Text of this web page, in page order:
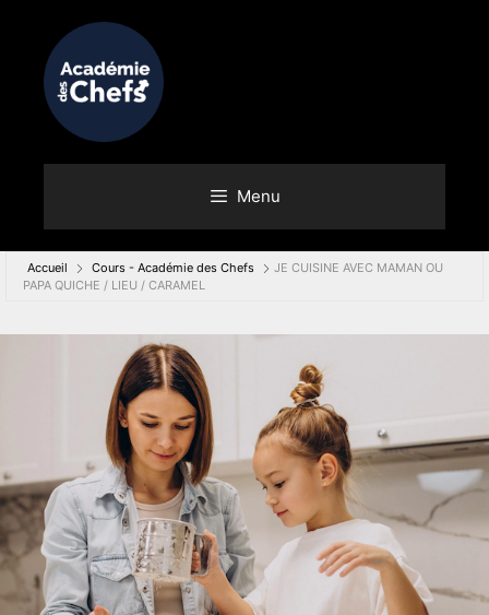
Menu
Accueil Cours - Académie des Chefs
JE CUISINE AVEC MAMAN OU
PAPA QUICHE / LIEU / CARAMEL